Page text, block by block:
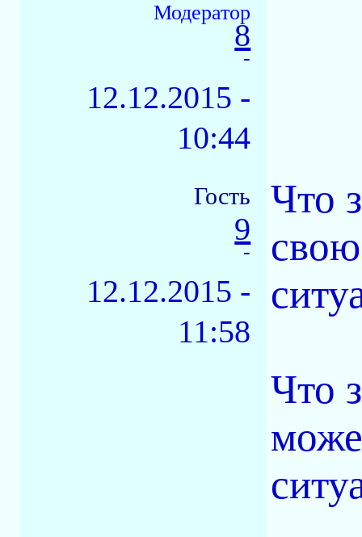
Модератор
8
-
12.12.2015 -
10:44
Гость
9
-
12.12.2015 -
11:58
Что
Что